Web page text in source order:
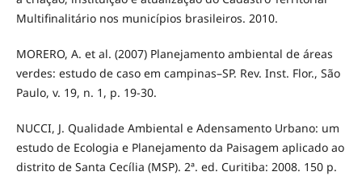
Multifinalitário nos municípios brasileiros. 2010.
MORERO, A. et al. (2007) Planejamento ambiental de áreas
verdes: estudo de caso em campinas–SP. Rev. Inst. Flor., São
Paulo, v. 19, n. 1, p. 19-30.
NUCCI, J. Qualidade Ambiental e Adensamento Urbano: um
estudo de Ecologia e Planejamento da Paisagem aplicado ao
distrito de Santa Cecília (MSP). 2ª. ed. Curitiba: 2008. 150 p.